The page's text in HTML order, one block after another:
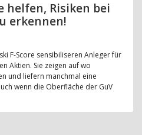
helfen, Risiken bei
erkennen!
F-Score sensibiliseren Anleger für
Aktien. Sie zeigen auf wo
und liefern manchmal eine
wenn die Oberfläche der GuV